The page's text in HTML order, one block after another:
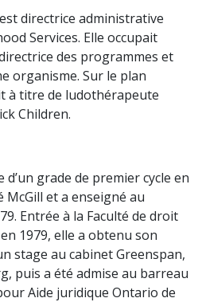
directrice administrative
Services. Elle occupait
des programmes et
organisme. Sur le plan
à titre de ludothérapeute
Children.
grade de premier cycle en
McGill et a enseigné au
Entrée à la Faculté de droit
1979, elle a obtenu son
stage au cabinet Greenspan,
puis a été admise au barreau
Aide juridique Ontario de